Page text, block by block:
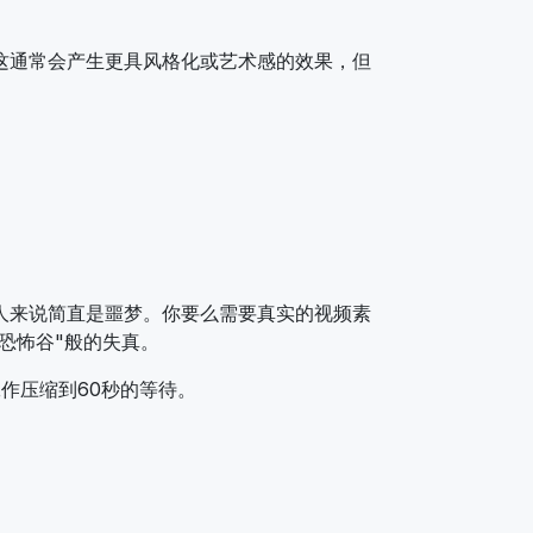
常会产生更具风格化或艺术感的效果，但
说简直是噩梦。你要么需要真实的视频素
谷"般的失真。
压缩到60秒的等待。